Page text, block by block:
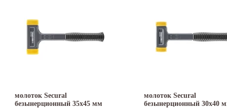
молоток Secural
безынерционный 35х45 мм
молоток Secural
безынерционный 30х40